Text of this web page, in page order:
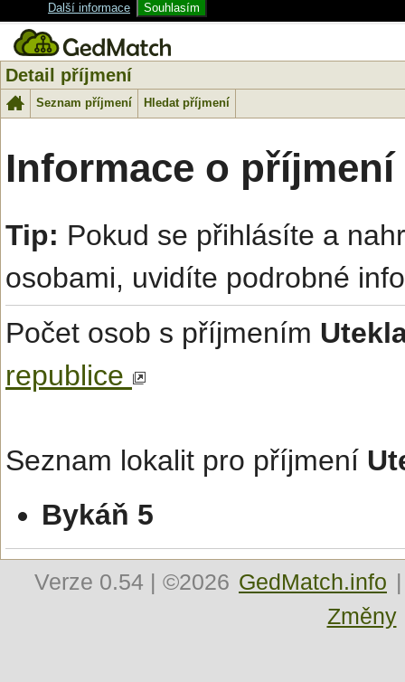
Další informace
Souhlasím
Detail příjmení
Seznam příjmení Hledat příjmení
Informace o příjmení
Tip: Pokud se přihlásíte a
osobami, uvidíte podrobné
Počet osob s příjmením
republice
Seznam lokalit pro příjmení
Bykáň 5
Verze 0.54 | ©2026 GedMatch.info
Změny